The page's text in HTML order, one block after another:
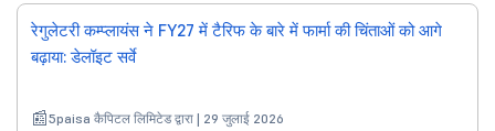
रेगुलेटरी कम्प्लायंस ने FY27 में टैरिफ के बारे में फार्मा की चिंताओं को आगे
बढ़ाया: डेलॉइट सर्वे
5paisa कैपिटल लिमिटेड द्वारा | 29 जुलाई 2026